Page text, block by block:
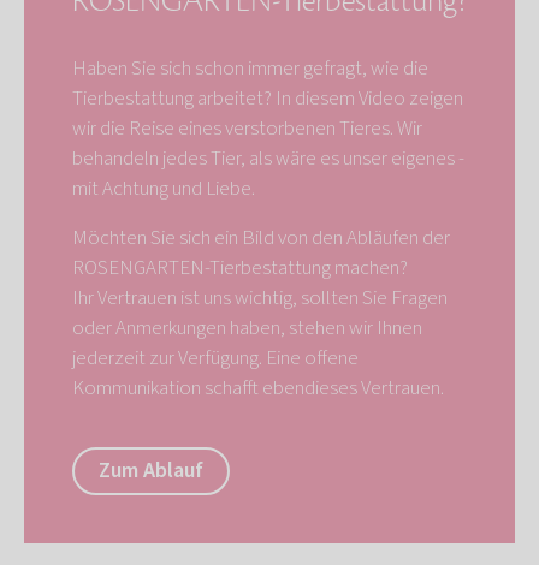
Haben Sie sich schon immer gefragt, wie die
Tierbestattung arbeitet? In diesem Video zeigen
wir die Reise eines verstorbenen Tieres. Wir
behandeln jedes Tier, als wäre es unser eigenes -
mit Achtung und Liebe.
Möchten Sie sich ein Bild von den Abläufen der
ROSENGARTEN-Tierbestattung machen?
Ihr Vertrauen ist uns wichtig, sollten Sie Fragen
oder Anmerkungen haben, stehen wir Ihnen
jederzeit zur Verfügung. Eine offene
Kommunikation schafft ebendieses Vertrauen.
Zum Ablauf